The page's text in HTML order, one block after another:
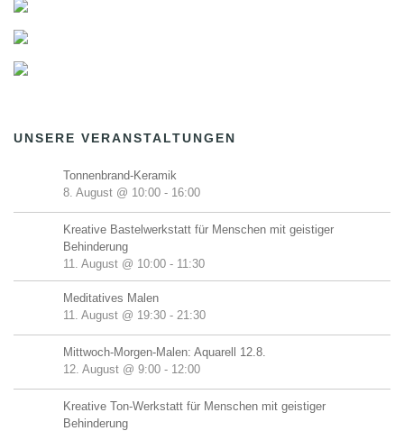
UNSERE VERANSTALTUNGEN
Tonnenbrand-Keramik
8. August @ 10:00 - 16:00
Kreative Bastelwerkstatt für Menschen mit geistiger
Behinderung
11. August @ 10:00 - 11:30
Meditatives Malen
11. August @ 19:30 - 21:30
Mittwoch-Morgen-Malen: Aquarell 12.8.
12. August @ 9:00 - 12:00
Kreative Ton-Werkstatt für Menschen mit geistiger
Behinderung